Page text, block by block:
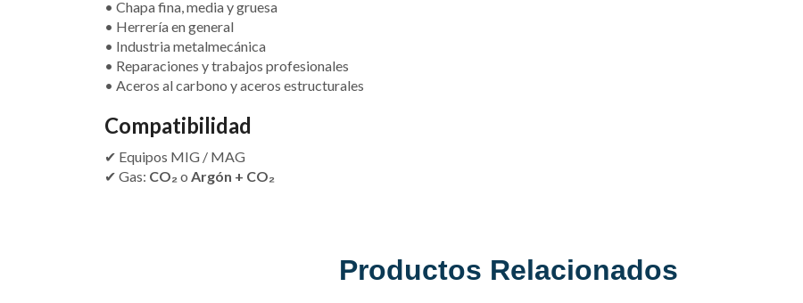
• Chapa fina, media y gruesa
• Herrería en general
• Industria metalmecánica
• Reparaciones y trabajos profesionales
• Aceros al carbono y aceros estructurales
Compatibilidad
✔ Equipos MIG / MAG
✔ Gas: CO₂ o Argón + CO₂
Productos Relacionados